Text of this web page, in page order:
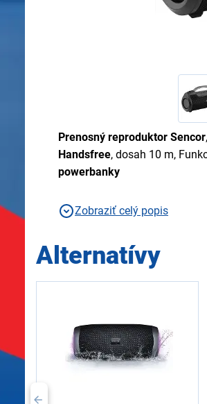
Prenosný reproduktor Sencor
Handsfree, dosah 10 m,
powerbanky
Zobraziť celý popis
Alternatívy